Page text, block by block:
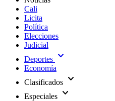
Cali
Licita
Política
Elecciones
Judicial
Deportes expand_more
Economía
Clasificados expand_more
Especiales expand_more